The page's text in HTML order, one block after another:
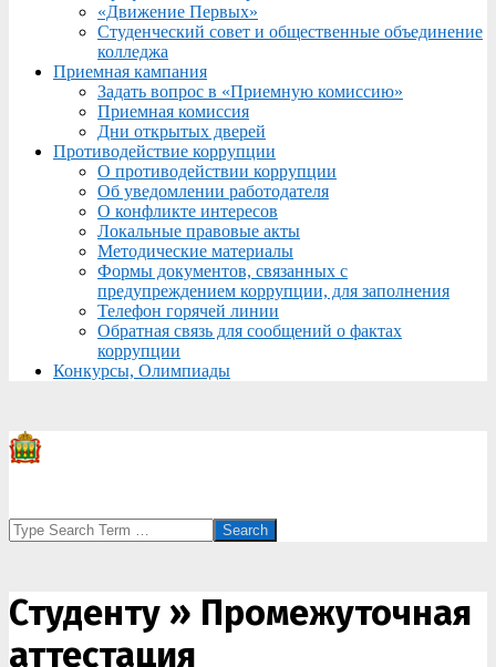
«Движение Первых»
Студенческий совет и общественные объединение
колледжа
Приемная кампания
Задать вопрос в «Приемную комиссию»
Приемная комиссия
Дни открытых дверей
Противодействие коррупции
О противодействии коррупции
Об уведомлении работодателя
О конфликте интересов
Локальные правовые акты
Методические материалы
Формы документов, связанных с
предупреждением коррупции, для заполнения
Телефон горячей линии
Обратная связь для сообщений о фактах
коррупции
Конкурсы, Олимпиады
Search
Студенту » Промежуточная
аттестация